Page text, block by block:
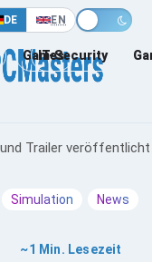
DE EN
Games
IT-Security
Trailer veröffentlicht
Simulation
News
~1 Min. Lesezeit